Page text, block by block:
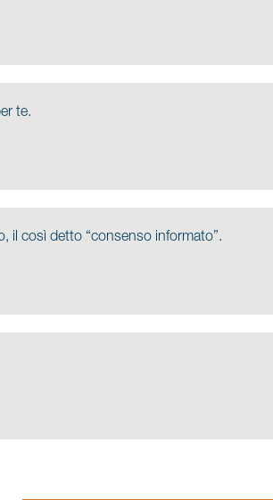
te.
il così detto “consenso informato”.